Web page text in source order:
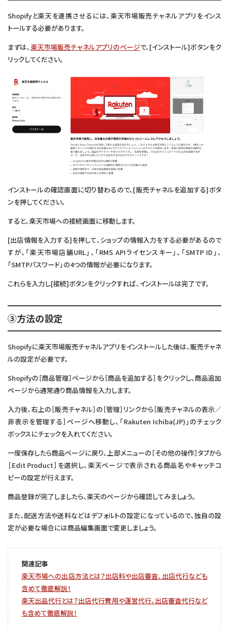
Shopifyと楽天を連携させるには、楽天市場販売チャネルアプリをインス
トールする必要があります。
まずは、楽天市場販売チャネルアプリのページで、[インストール]ボタンをク
リックしてください。
インストールの確認画面に切り替わるので、[販売チャネルを追加する]ボタ
ンを押してください。
すると、楽天市場への接続画面に移動します。
[出店情報を入力する]を押して、ショップの情報入力をする必要があるので
すが、「楽天市場店舗URL」、「RMS APIライセンスキー」、「SMTP ID」、
「SMTPパスワード」の4つの情報が必要になります。
これらを入力し[接続]ボタンをクリックすれば、インストールは完了です。
③方法の設定
Shopifyに楽天市場販売チャネルアプリをインストールした後は、販売チャネ
ルの設定が必要です。
Shopifyの［商品管理］ページから［商品を追加する］をクリックし、商品追加
ページから通常通り商品情報を入力します。
入力後、右上の［販売チャネル］の［管理］リンクから［販売チャネルの表示／
非表示を管理する］ページへ移動し、「Rakuten Ichiba(JP)」のチェック
ボックスにチェックを入れてください。
一度保存したら商品ページに戻り、上部メニューの［その他の操作］タブから
［Edit Product］を選択し、楽天ページで表示される商品名やキャッチコ
ピーの設定が行えます。
商品登録が完了しましたら、楽天のページから確認してみましょう。
また、配送方法や送料などはデフォルトの設定になっているので、独自の設
定が必要な場合には商品編集画面で変更しましょう。
関連記事
楽天市場への出店方法とは？出店料や出店審査、出店代行なども
含めて徹底解説！
楽天出品代行とは？出店代行費用や運営代行、出店審査代行など
も含めて徹底解説！